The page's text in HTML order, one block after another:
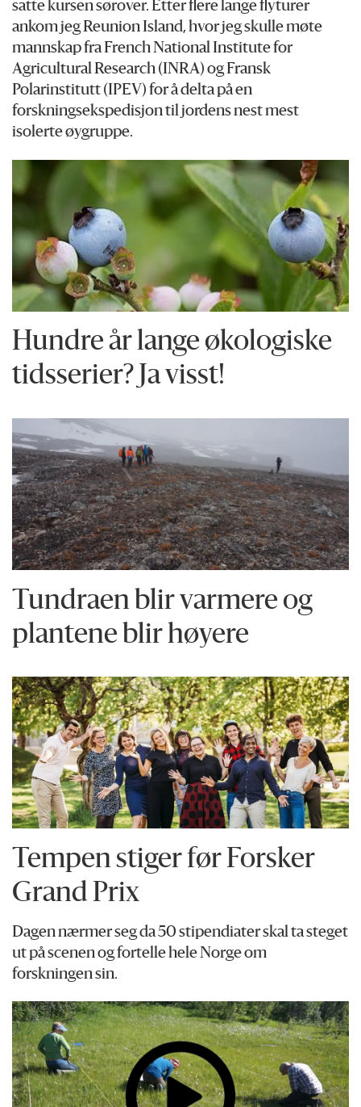
satte kursen sørover. Etter flere lange flyturer
ankom jeg Reunion Island, hvor jeg skulle møte
mannskap fra French National Institute for
Agricultural Research (INRA) og Fransk
Polarinstitutt (IPEV) for å delta på en
forskningsekspedisjon til jordens nest mest
isolerte øygruppe.
Hundre år lange økologiske
tidsserier? Ja visst!
Tundraen blir varmere og
plantene blir høyere
Tempen stiger før Forsker
Grand Prix
Dagen nærmer seg da 50 stipendiater skal ta steget
ut på scenen og fortelle hele Norge om
forskningen sin.